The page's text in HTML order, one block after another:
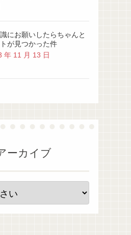
にお願いしたらちゃんと
が見つかった件
年 11 月 13 日
ーカイブ